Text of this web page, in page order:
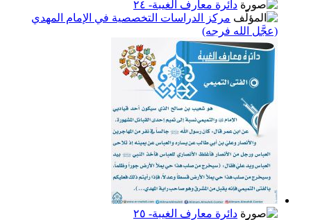
دائرة معارف الغيبة- ٢٤
مركز الدراسات التخصصية في الإمام المهدي
(عجَّل الله فرجه)
دائرة معارف الغيبة- ٢٥